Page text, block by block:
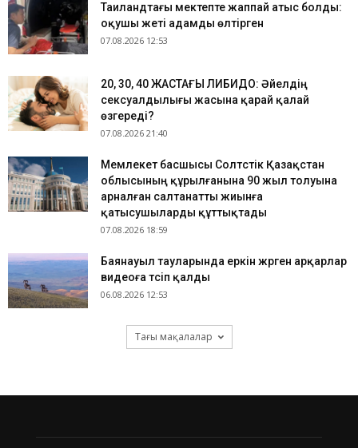
Таиландтағы мектепте жаппай атыс болды:
оқушы жеті адамды өлтірген
07.08.2026 12:53
​20, 30, 40 ЖАСТАҒЫ ЛИБИДО: Әйелдің
сексуалдылығы жасына қарай қалай
өзгереді?
07.08.2026 21:40
Мемлекет басшысы Солтүстік Қазақстан
облысының құрылғанына 90 жыл толуына
арналған салтанатты жиынға
қатысушыларды құттықтады
07.08.2026 18:59
Баянауыл тауларында еркін жүрген арқарлар
видеоға түсіп қалды
06.08.2026 12:53
Тағы мақалалар